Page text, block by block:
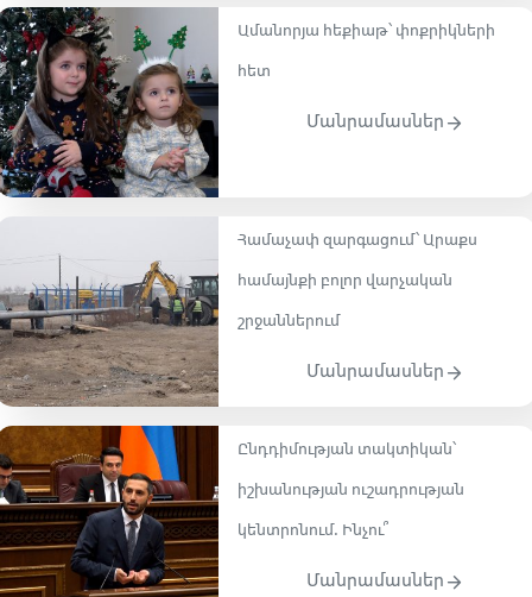
Ամանորյա հեքիաթ՝ փոքրիկների
հետ
Մանրամասներ
Համաչափ զարգացում՝ Արաքս
համայնքի բոլոր վարչական
շրջաններում
Մանրամասներ
Ընդդիմության տակտիկան՝
իշխանության ուշադրության
կենտրոնում. Ինչու՞
Մանրամասներ